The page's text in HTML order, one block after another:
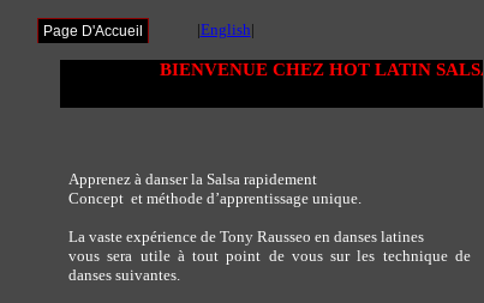
Page D'Accueil
BIENVENUE CHEZ HOT LATIN SALSA.
|English|
Apprenez à danser la Salsa rapidement
Concept et méthode d’apprentissage unique.
La vaste expérience de Tony Rausseo en danses latines
vous sera utile à tout point de vous sur les technique de
danses suivantes.